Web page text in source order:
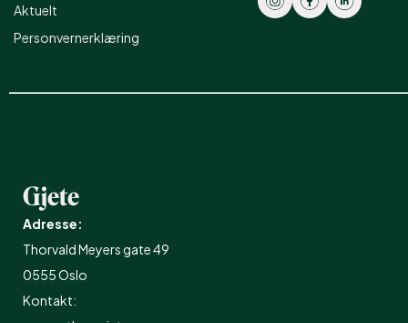
Aktuelt
Personvernerklæring
Gjete
Adresse:
Thorvald Meyers gate 49
0555 Oslo
Kontakt: